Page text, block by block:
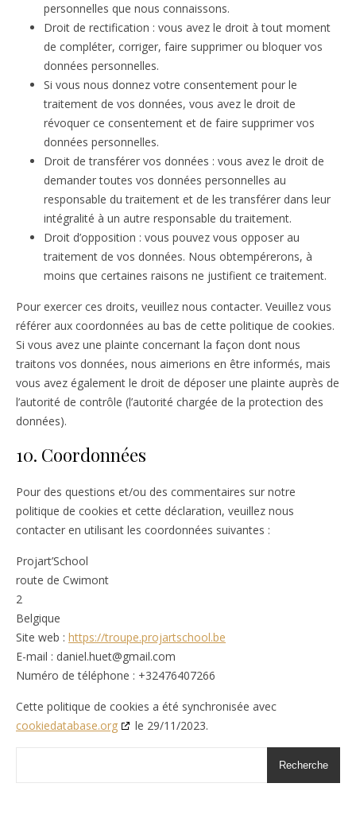
personnelles que nous connaissons.
Droit de rectification : vous avez le droit à tout moment
de compléter, corriger, faire supprimer ou bloquer vos
données personnelles.
Si vous nous donnez votre consentement pour le
traitement de vos données, vous avez le droit de
révoquer ce consentement et de faire supprimer vos
données personnelles.
Droit de transférer vos données : vous avez le droit de
demander toutes vos données personnelles au
responsable du traitement et de les transférer dans leur
intégralité à un autre responsable du traitement.
Droit d’opposition : vous pouvez vous opposer au
traitement de vos données. Nous obtempérerons, à
moins que certaines raisons ne justifient ce traitement.
Pour exercer ces droits, veuillez nous contacter. Veuillez vous
référer aux coordonnées au bas de cette politique de cookies.
Si vous avez une plainte concernant la façon dont nous
traitons vos données, nous aimerions en être informés, mais
vous avez également le droit de déposer une plainte auprès de
l’autorité de contrôle (l’autorité chargée de la protection des
données).
10. Coordonnées
Pour des questions et/ou des commentaires sur notre
politique de cookies et cette déclaration, veuillez nous
contacter en utilisant les coordonnées suivantes :
Projart’School
route de Cwimont
2
Belgique
Site web : https://troupe.projartschool.be
E-mail : daniel.huet@gmail.com
Numéro de téléphone : +32476407266
Cette politique de cookies a été synchronisée avec
cookiedatabase.org
le 29/11/2023.
Recherche